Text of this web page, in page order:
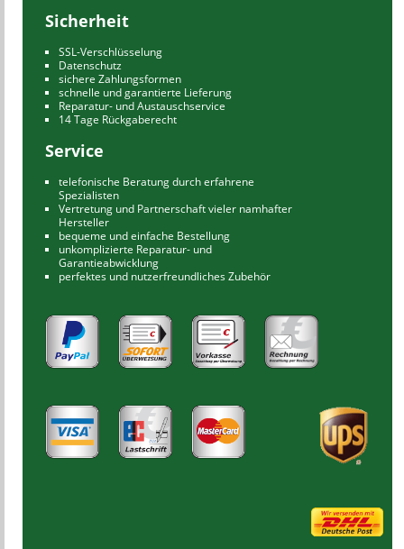
Sicherheit
SSL-Verschlüsselung
Datenschutz
sichere Zahlungsformen
schnelle und garantierte Lieferung
Reparatur- und Austauschservice
14 Tage Rückgaberecht
Service
telefonische Beratung durch erfahrene
Spezialisten
Vertretung und Partnerschaft vieler namhafter
Hersteller
bequeme und einfache Bestellung
unkomplizierte Reparatur- und
Garantieabwicklung
perfektes und nutzerfreundliches Zubehör